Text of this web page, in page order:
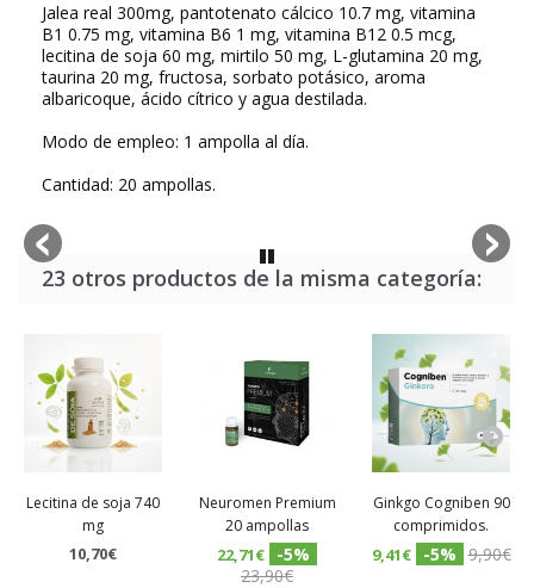
Jalea real 300mg, pantotenato cálcico 10.7 mg, vitamina
B1 0.75 mg, vitamina B6 1 mg, vitamina B12 0.5 mcg,
lecitina de soja 60 mg, mirtilo 50 mg, L-glutamina 20 mg,
taurina 20 mg, fructosa, sorbato potásico, aroma
albaricoque, ácido cítrico y agua destilada.
Modo de empleo: 1 ampolla al día.
Cantidad: 20 ampollas.
23 otros productos de la misma categoría:
Lecitina de soja 740
mg
10,70€
Neuromen Premium
20 ampollas
22,71€
-5%
23,90€
Ginkgo Cogniben 90
comprimidos.
9,41€ -5% 9,90€